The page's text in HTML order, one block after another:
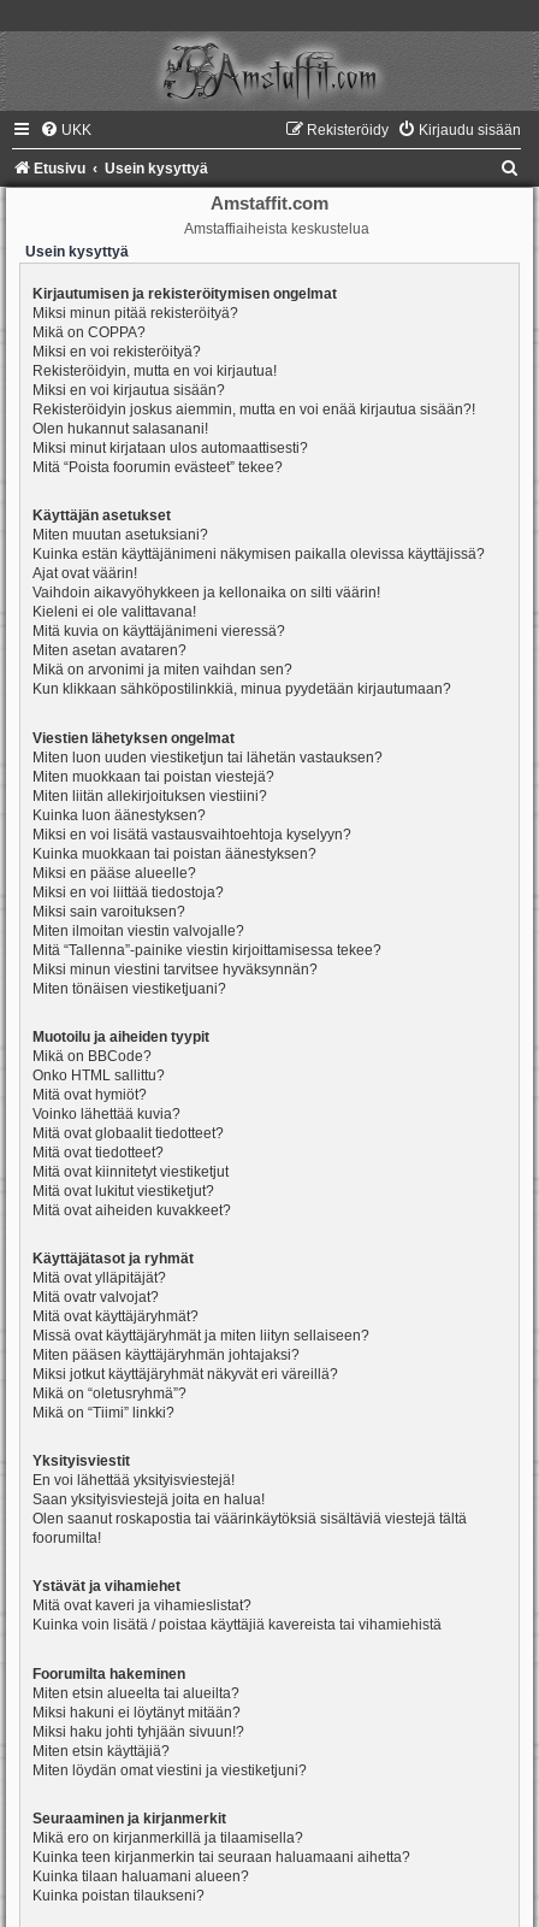
UKK Kirjaudu sisään
Rekisteröidy
Etusivu Usein kysyttyä
Amstaffit.com
Amstaffiaiheista keskustelua
Usein kysyttyä
Kirjautumisen ja rekisteröitymisen ongelmat
Miksi minun pitää rekisteröityä?
Mikä on COPPA?
Miksi en voi rekisteröityä?
Rekisteröidyin, mutta en voi kirjautua!
Miksi en voi kirjautua sisään?
Rekisteröidyin joskus aiemmin, mutta en voi enää kirjautua sisään?!
Olen hukannut salasanani!
Miksi minut kirjataan ulos automaattisesti?
Mitä “Poista foorumin evästeet” tekee?
Käyttäjän asetukset
Miten muutan asetuksiani?
Kuinka estän käyttäjänimeni näkymisen paikalla olevissa käyttäjissä?
Ajat ovat väärin!
Vaihdoin aikavyöhykkeen ja kellonaika on silti väärin!
Kieleni ei ole valittavana!
Mitä kuvia on käyttäjänimeni vieressä?
Miten asetan avataren?
Mikä on arvonimi ja miten vaihdan sen?
Kun klikkaan sähköpostilinkkiä, minua pyydetään kirjautumaan?
Viestien lähetyksen ongelmat
Miten luon uuden viestiketjun tai lähetän vastauksen?
Miten muokkaan tai poistan viestejä?
Miten liitän allekirjoituksen viestiini?
Kuinka luon äänestyksen?
Miksi en voi lisätä vastausvaihtoehtoja kyselyyn?
Kuinka muokkaan tai poistan äänestyksen?
Miksi en pääse alueelle?
Miksi en voi liittää tiedostoja?
Miksi sain varoituksen?
Miten ilmoitan viestin valvojalle?
Mitä “Tallenna”-painike viestin kirjoittamisessa tekee?
Miksi minun viestini tarvitsee hyväksynnän?
Miten tönäisen viestiketjuani?
Muotoilu ja aiheiden tyypit
Mikä on BBCode?
Onko HTML sallittu?
Mitä ovat hymiöt?
Voinko lähettää kuvia?
Mitä ovat globaalit tiedotteet?
Mitä ovat tiedotteet?
Mitä ovat kiinnitetyt viestiketjut
Mitä ovat lukitut viestiketjut?
Mitä ovat aiheiden kuvakkeet?
Käyttäjätasot ja ryhmät
Mitä ovat ylläpitäjät?
Mitä ovatr valvojat?
Mitä ovat käyttäjäryhmät?
Missä ovat käyttäjäryhmät ja miten liityn sellaiseen?
Miten pääsen käyttäjäryhmän johtajaksi?
Miksi jotkut käyttäjäryhmät näkyvät eri väreillä?
Mikä on “oletusryhmä”?
Mikä on “Tiimi” linkki?
Yksityisviestit
En voi lähettää yksityisviestejä!
Saan yksityisviestejä joita en halua!
Olen saanut roskapostia tai väärinkäytöksiä sisältäviä viestejä tältä
foorumilta!
Ystävät ja vihamiehet
Mitä ovat kaveri ja vihamieslistat?
Kuinka voin lisätä / poistaa käyttäjiä kavereista tai vihamiehistä
Foorumilta hakeminen
Miten etsin alueelta tai alueilta?
Miksi hakuni ei löytänyt mitään?
Miksi haku johti tyhjään sivuun!?
Miten etsin käyttäjiä?
Miten löydän omat viestini ja viestiketjuni?
Seuraaminen ja kirjanmerkit
Mikä ero on kirjanmerkillä ja tilaamisella?
Kuinka teen kirjanmerkin tai seuraan haluamaani aihetta?
Kuinka tilaan haluamani alueen?
Kuinka poistan tilaukseni?